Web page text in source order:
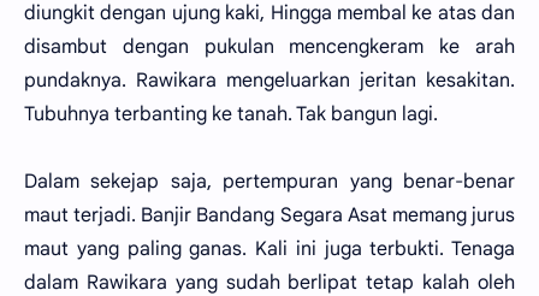
diungkit dengan ujung kaki, Hingga membal ke atas dan
disambut dengan pukulan mencengkeram ke arah
pundaknya. Rawikara mengeluarkan jeritan kesakitan.
Tubuhnya terbanting ke tanah. Tak bangun lagi.
Dalam sekejap saja, pertempuran yang benar-benar
maut terjadi. Banjir Bandang Segara Asat memang jurus
maut yang paling ganas. Kali ini juga terbukti. Tenaga
dalam Rawikara yang sudah berlipat tetap kalah oleh